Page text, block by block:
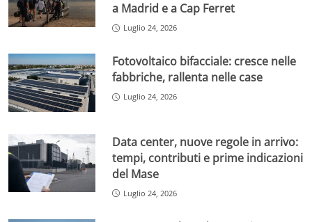
a Madrid e a Cap Ferret
Luglio 24, 2026
Fotovoltaico bifacciale: cresce nelle
fabbriche, rallenta nelle case
Luglio 24, 2026
Data center, nuove regole in arrivo:
tempi, contributi e prime indicazioni
del Mase
Luglio 24, 2026